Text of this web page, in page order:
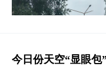
今日份天空“显眼包